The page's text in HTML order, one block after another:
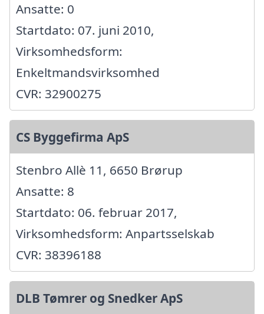
Ansatte: 0
Startdato: 07. juni 2010,
Virksomhedsform:
Enkeltmandsvirksomhed
CVR: 32900275
CS Byggefirma ApS
Stenbro Allè 11, 6650 Brørup
Ansatte: 8
Startdato: 06. februar 2017,
Virksomhedsform: Anpartsselskab
CVR: 38396188
DLB Tømrer og Snedker ApS